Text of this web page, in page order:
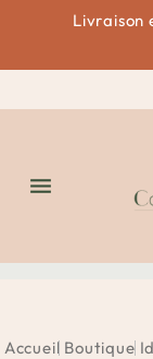
Livraison

Accueil Boutique